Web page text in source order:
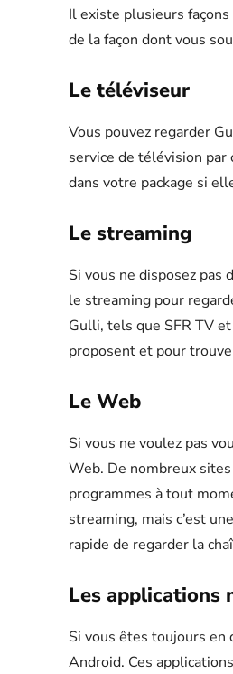
Il existe plusieurs
de la façon dont vous
Le téléviseur
Vous pouvez regarder
service de télévision
dans votre package si
Le streaming
Si vous ne disposez pas
le streaming pour
Gulli, tels que SFR TV
proposent et pour
Le Web
Si vous ne voulez pas
Web. De nombreux
programmes à tout
streaming, mais c’est
rapide de regarder la
Les applications
Si vous êtes toujours
Android. Ces